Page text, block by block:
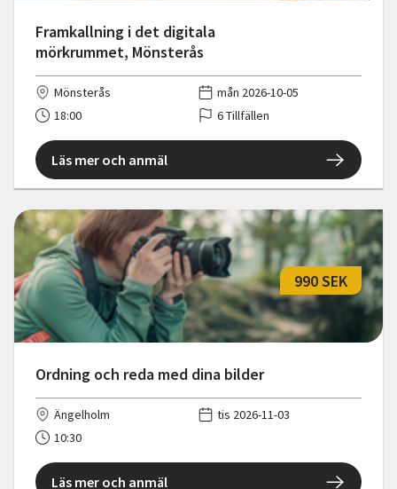
Framkallning i det digitala
mörkrummet, Mönsterås
Mönsterås
mån 2026-10-05
18:00
6 Tillfällen
Läs mer och anmäl
Ordning och reda med dina bilder
990 SEK
Ängelholm
tis 2026-11-03
10:30
Läs mer och anmäl